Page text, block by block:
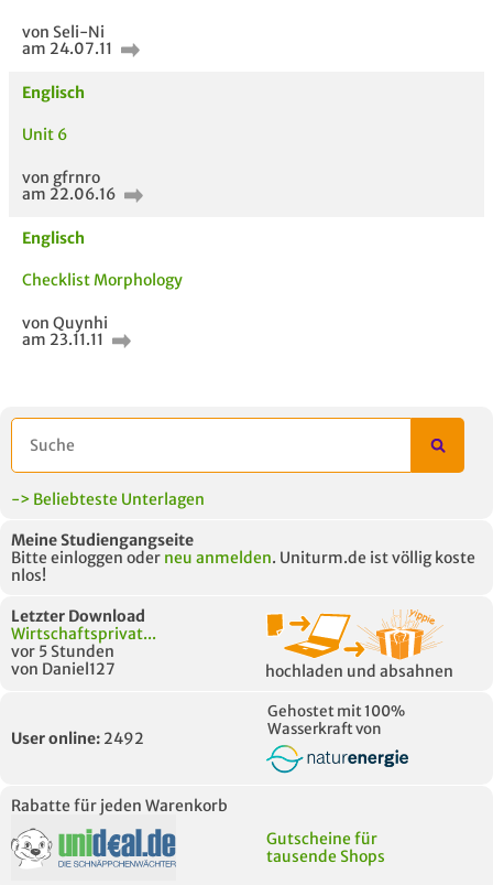
ähnliche Fächer und
von Seli-Ni
am 24.07.11
Englisch
Unit 6
von gfrnro
am 22.06.16
Englisch
Checklist Morphology
von Quynhi
am 23.11.11
-> Beliebteste Unterlagen
Meine Studiengangseite
Bitte einloggen oder neu anmelden. Uniturm.de ist völlig koste
nlos!
Letzter Download
Wirtschaftsprivat...
vor 5 Stunden
von Daniel127
hochladen und absahnen
User online: 2492
Gehostet mit 100%
Wasserkraft von
Rabatte für jeden Warenkorb
Gutscheine für
tausende Shops